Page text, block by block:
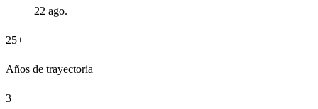
22 ago.
25+
Años de trayectoria
3